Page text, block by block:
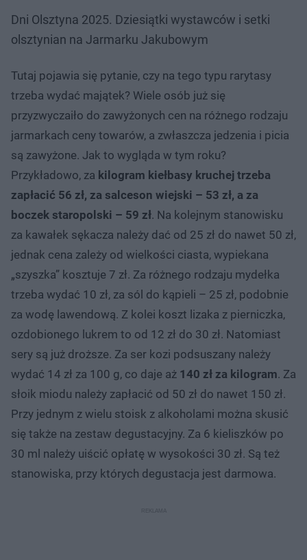
Dni Olsztyna 2025. Dziesiątki wystawców i setki
olsztynian na Jarmarku Jakubowym
Tutaj pojawia się pytanie, czy na tego typu rarytasy
trzeba wydać majątek? Wiele osób już się
przyzwyczaiło do zawyżonych cen na różnego rodzaju
jarmarkach ceny towarów, a zwłaszcza jedzenia i picia
są zawyżone. Jak to wygląda w tym roku?
Przykładowo, za kilogram kiełbasy kruchej trzeba
zapłacić 56 zł, za salceson wiejski – 53 zł, a za
boczek staropolski – 59 zł. Na kolejnym stanowisku
za kawałek sękacza należy dać od 25 zł do nawet 50 zł,
jednak cena zależy od wielkości ciasta, wypiekana
„szyszka” kosztuje 7 zł. Za różnego rodzaju mydełka
trzeba wydać 10 zł, za sól do kąpieli – 25 zł, podobnie
za wodę lawendową. Z kolei koszt lizaka z pierniczka,
ozdobionego lukrem to od 12 zł do 30 zł. Natomiast
sery są już droższe. Za ser kozi podsuszany należy
wydać 14 zł za 100 g, co daje aż 140 zł za kilogram. Za
słoik miodu należy zapłacić od 50 zł do nawet 150 zł.
Przy jednym z wielu stoisk z alkoholami można skusić
się także na zestaw degustacyjny. Za 6 kieliszków po
30 ml należy uiścić opłatę w wysokości 30 zł. Są też
stanowiska, przy których degustacja jest darmowa.